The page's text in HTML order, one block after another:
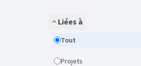
Liées à
Tout
Projets